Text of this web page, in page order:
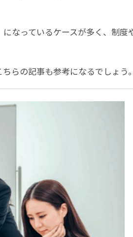
なっているケースが多く、制度
らの記事も参考になるでしょう